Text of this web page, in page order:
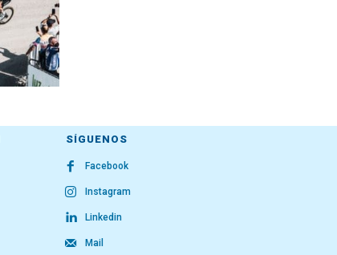
SÍGUENOS
Facebook
Instagram
Linkedin
Mail